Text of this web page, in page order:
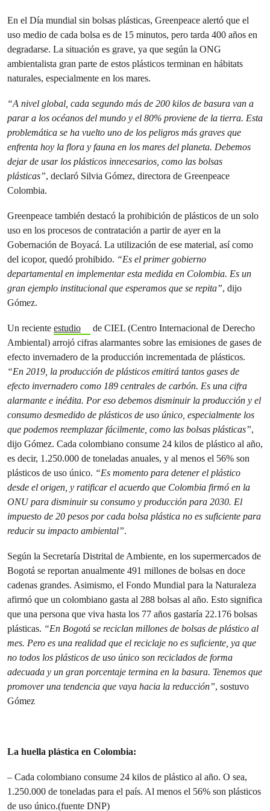
En el Día mundial sin bolsas plásticas, Greenpeace alertó que el
uso medio de cada bolsa es de 15 minutos, pero tarda 400 años en
degradarse. La situación es grave, ya que según la ONG
ambientalista gran parte de estos plásticos terminan en hábitats
naturales, especialmente en los mares.
“A nivel global, cada segundo más de 200 kilos de basura van a
parar a los océanos del mundo y el 80% proviene de la tierra. Esta
problemática se ha vuelto uno de los peligros más graves que
enfrenta hoy la flora y fauna en los mares del planeta. Debemos
dejar de usar los plásticos innecesarios, como las bolsas
plásticas”, declaró Silvia Gómez, directora de Greenpeace
Colombia.
Greenpeace también destacó la prohibición de plásticos de un solo
uso en los procesos de contratación a partir de ayer en la
Gobernación de Boyacá. La utilización de ese material, así como
del icopor, quedó prohibido. “Es el primer gobierno
departamental en implementar esta medida en Colombia. Es un
gran ejemplo institucional que esperamos que se repita”, dijo
Gómez.
Un reciente estudio
de CIEL (Centro Internacional de Derecho
Ambiental) arrojó cifras alarmantes sobre las emisiones de gases de
efecto invernadero de la producción incrementada de plásticos.
“En 2019, la producción de plásticos emitirá tantos gases de
efecto invernadero como 189 centrales de carbón. Es una cifra
alarmante e inédita. Por eso debemos disminuir la producción y el
consumo desmedido de plásticos de uso único, especialmente los
que podemos reemplazar fácilmente, como las bolsas plásticas”,
dijo Gómez. Cada colombiano consume 24 kilos de plástico al año,
es decir, 1.250.000 de toneladas anuales, y al menos el 56% son
plásticos de uso único. “Es momento para detener el plástico
desde el origen, y ratificar el acuerdo que Colombia firmó en la
ONU para disminuir su consumo y producción para 2030. El
impuesto de 20 pesos por cada bolsa plástica no es suficiente para
reducir su impacto ambiental”.
Según la Secretaría Distrital de Ambiente, en los supermercados de
Bogotá se reportan anualmente 491 millones de bolsas en doce
cadenas grandes. Asimismo, el Fondo Mundial para la Naturaleza
afirmó que un colombiano gasta al 288 bolsas al año. Esto significa
que una persona que viva hasta los 77 años gastaría 22.176 bolsas
plásticas. “En Bogotá se reciclan millones de bolsas de plástico al
mes. Pero es una realidad que el reciclaje no es suficiente, ya que
no todos los plásticos de uso único son reciclados de forma
adecuada y un gran porcentaje termina en la basura. Tenemos que
promover una tendencia que vaya hacia la reducción”, sostuvo
Gómez
La huella plástica en Colombia:
– Cada colombiano consume 24 kilos de plástico al año. O sea,
1.250.000 de toneladas para el país. Al menos el 56% son plásticos
de uso único.(fuente DNP)